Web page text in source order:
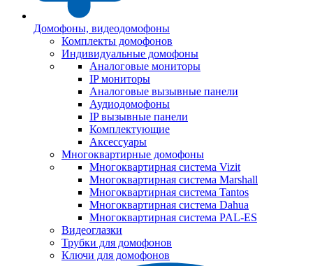
Домофоны, видеодомофоны
Комплекты домофонов
Индивидуальные домофоны
Аналоговые мониторы
IP мониторы
Аналоговые вызывные панели
Аудиодомофоны
IP вызывные панели
Комплектующие
Аксессуары
Многоквартирные домофоны
Многоквартирная система Vizit
Многоквартирная система Marshall
Многоквартирная система Tantos
Многоквартирная система Dahua
Многоквартирная система PAL-ES
Видеоглазки
Трубки для домофонов
Ключи для домофонов